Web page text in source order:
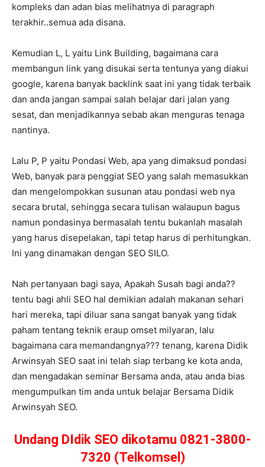
kompleks dan adan bias melihatnya di paragraph
terakhir..semua ada disana.
Kemudian L, L yaitu Link Building, bagaimana cara
membangun link yang disukai serta tentunya yang diakui
google, karena banyak backlink saat ini yang tidak terbaik
dan anda jangan sampai salah belajar dari jalan yang
sesat, dan menjadikannya sebab akan menguras tenaga
nantinya.
Lalu P, P yaitu Pondasi Web, apa yang dimaksud pondasi
Web, banyak para penggiat SEO yang salah memasukkan
dan mengelompokkan susunan atau pondasi web nya
secara brutal, sehingga secara tulisan walaupun bagus
namun pondasinya bermasalah tentu bukanlah masalah
yang harus disepelakan, tapi tetap harus di perhitungkan.
Ini yang dinamakan dengan SEO SILO.
Nah pertanyaan bagi saya, Apakah Susah bagi anda??
tentu bagi ahli SEO hal demikian adalah makanan sehari
hari mereka, tapi diluar sana sangat banyak yang tidak
paham tentang teknik eraup omset milyaran, lalu
bagaimana cara memandangnya??? tenang, karena Didik
Arwinsyah SEO saat ini telah siap terbang ke kota anda,
dan mengadakan seminar Bersama anda, atau anda bias
mengumpulkan tim anda untuk belajar Bersama Didik
Arwinsyah SEO.
Undang DIdik SEO dikotamu 0821-3800-
7320 (Telkomsel)